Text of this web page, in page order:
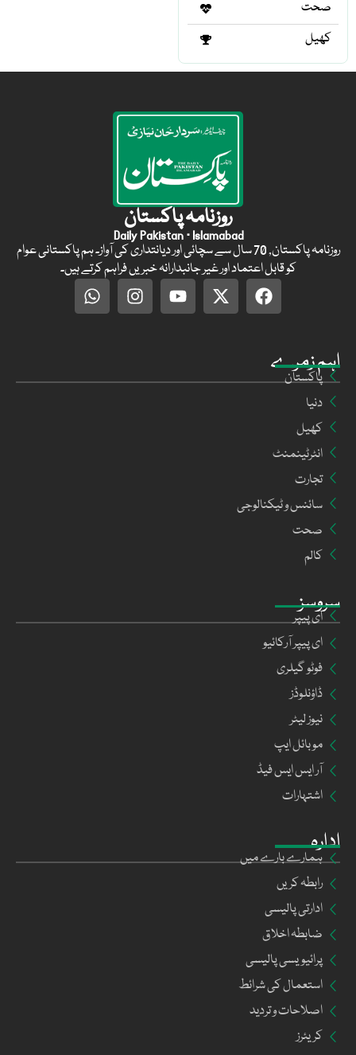
صحت
کھیل
ادارہ
ہمارے بارے میں
رابطہ کریں
ادارتی پالیسی
ضابطہ اخلاق
پرائیویسی پالیسی
استعمال کی شرائط
اصلاحات و تردید
کریئرز
سروسز
ای پیپر
ای پیپر آرکائیو
فوٹو گیلری
ڈاؤنلوڈز
نیوز لیٹر
موبائل ایپ
آر ایس ایس فیڈ
اشتہارات
اہم زمرے
پاکستان
دنیا
کھیل
انٹرٹینمنٹ
تجارت
سائنس و ٹیکنالوجی
صحت
کالم
روزنامہ پاکستان
Daily Pakistan · Islamabad
روزنامہ پاکستان, 70 سال سے سچائی اور دیانتداری کی آواز۔ ہم پاکستانی عوام
کو قابل اعتماد اور غیر جانبدارانہ خبریں فراہم کرتے ہیں۔